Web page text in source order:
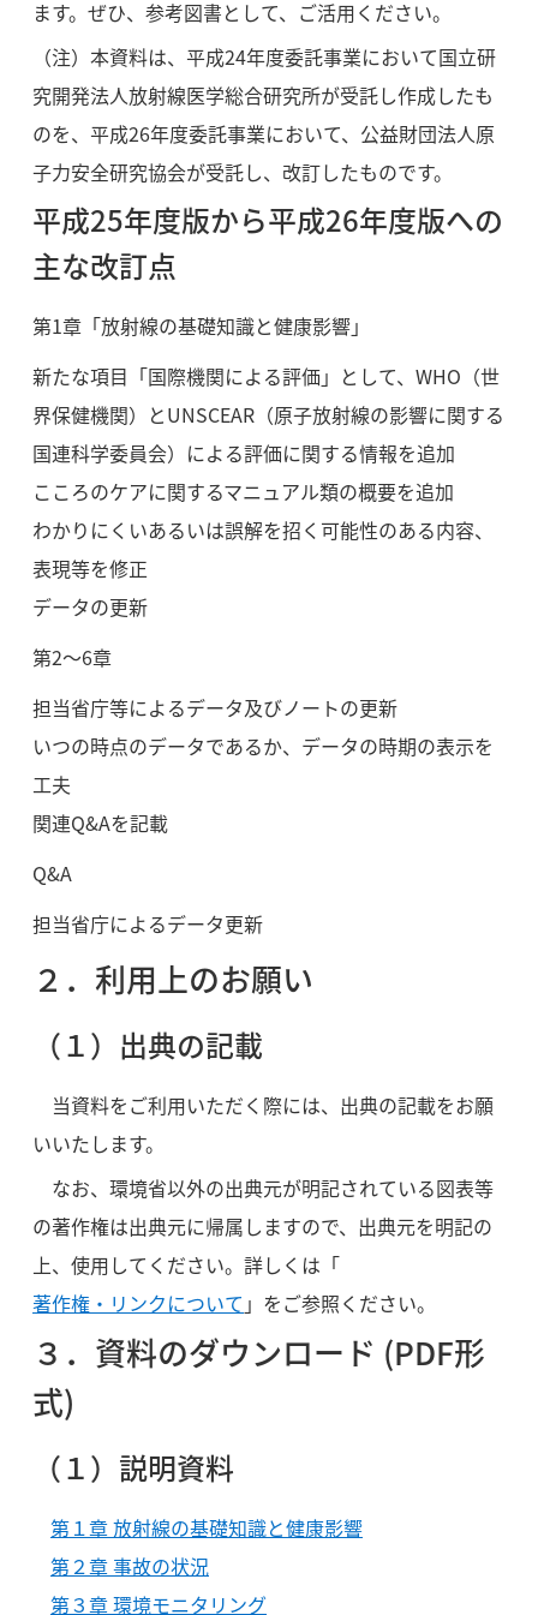
ます。ぜひ、参考図書として、ご活用ください。
（注）本資料は、平成24年度委託事業において国立研
究開発法人放射線医学総合研究所が受託し作成したも
のを、平成26年度委託事業において、公益財団法人原
子力安全研究協会が受託し、改訂したものです。
平成25年度版から平成26年度版への
主な改訂点
第1章「放射線の基礎知識と健康影響」
新たな項目「国際機関による評価」として、WHO（世
界保健機関）とUNSCEAR（原子放射線の影響に関する
国連科学委員会）による評価に関する情報を追加
こころのケアに関するマニュアル類の概要を追加
わかりにくいあるいは誤解を招く可能性のある内容、
表現等を修正
データの更新
第2～6章
担当省庁等によるデータ及びノートの更新
いつの時点のデータであるか、データの時期の表示を
工夫
関連Q&Aを記載
Q&A
担当省庁によるデータ更新
２．利用上のお願い
（１）出典の記載
当資料をご利用いただく際には、出典の記載をお願
いいたします。
なお、環境省以外の出典元が明記されている図表等
の著作権は出典元に帰属しますので、出典元を明記の
上、使用してください。詳しくは「
著作権・リンクについて 」をご参照ください。
３．資料のダウンロード (PDF形
式)
（１）説明資料
第１章 放射線の基礎知識と健康影響
第２章 事故の状況
第３章 環境モニタリング